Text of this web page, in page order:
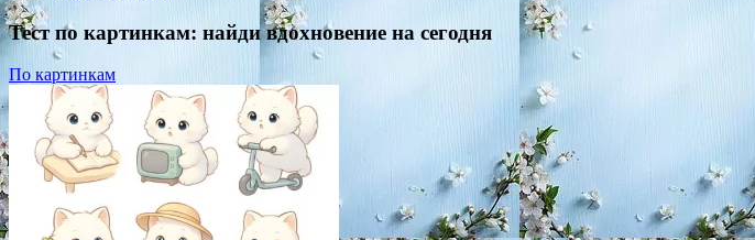
Тест по картинкам: найди вдохновение на сегодня
По картинкам